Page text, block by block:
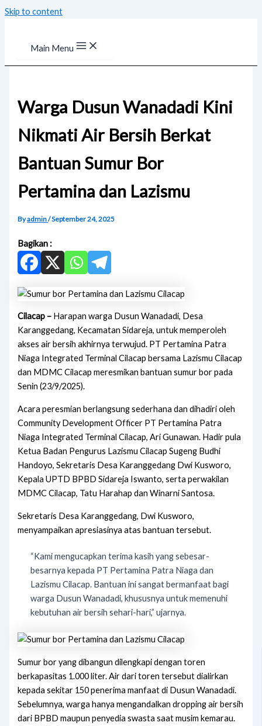
Skip to content
Main Menu
Warga Dusun Wanadadi Kini
Nikmati Air Bersih Berkat
Bantuan Sumur Bor
Pertamina dan Lazismu
Byadmin/September 24, 2025
Bagikan :
Cilacap – Harapan warga Dusun Wanadadi, Desa
Karanggedang, Kecamatan Sidareja, untuk memperoleh
akses air bersih akhirnya terwujud. PT Pertamina Patra
Niaga Integrated Terminal Cilacap bersama Lazismu Cilacap
dan MDMC Cilacap meresmikan bantuan sumur bor pada
Senin (23/9/2025).
Acara peresmian berlangsung sederhana dan dihadiri oleh
Community Development Officer PT Pertamina Patra
Niaga Integrated Terminal Cilacap, Ari Gunawan. Hadir pula
Ketua Badan Pengurus Lazismu Cilacap Sugeng Budhi
Handoyo, Sekretaris Desa Karanggedang Dwi Kusworo,
Kepala UPTD BPBD Sidareja Iswanto, serta perwakilan
MDMC Cilacap, Tatu Harahap dan Winarni Santosa.
Sekretaris Desa Karanggedang, Dwi Kusworo,
menyampaikan apresiasinya atas bantuan tersebut.
“Kami mengucapkan terima kasih yang sebesar-
besarnya kepada PT Pertamina Patra Niaga dan
Lazismu Cilacap. Bantuan ini sangat bermanfaat bagi
warga Dusun Wanadadi, khususnya untuk memenuhi
kebutuhan air bersih sehari-hari,” ujarnya.
Sumur bor yang dibangun dilengkapi dengan toren
berkapasitas 1.000 liter. Air dari toren tersebut dialirkan
kepada sekitar 150 penerima manfaat di Dusun Wanadadi.
Sebelumnya, warga hanya mengandalkan dropping air bersih
dari BPBD maupun penyedia swasta saat musim kemarau.